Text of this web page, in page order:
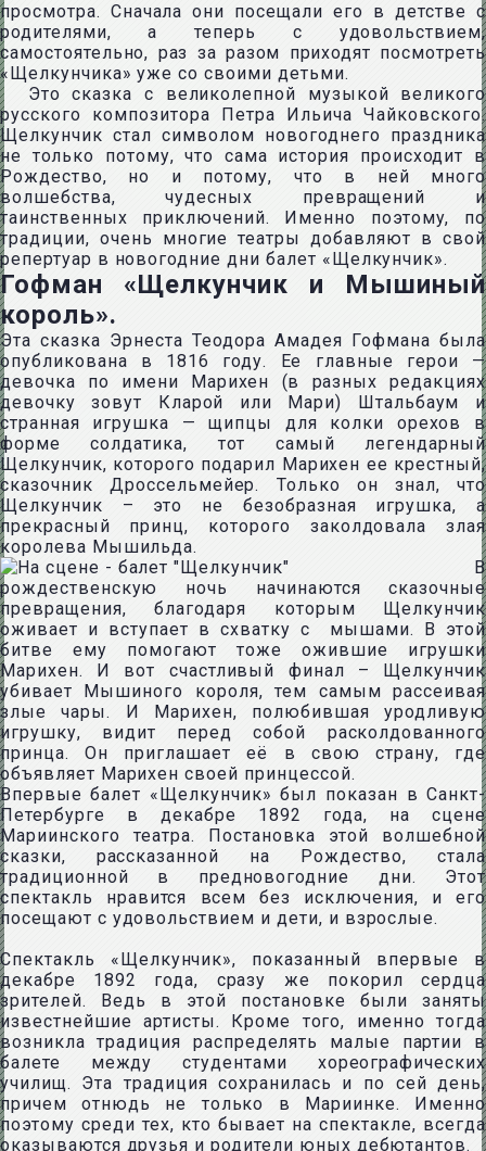
просмотра. Сначала они посещали его в детстве с
родителями, а теперь с удовольствием,
самостоятельно, раз за разом приходят посмотреть
«Щелкунчика» уже со своими детьми.
Это сказка с великолепной музыкой великого
русского композитора Петра Ильича Чайковского.
Щелкунчик стал символом новогоднего праздника
не только потому, что сама история происходит в
Рождество, но и потому, что в ней много
волшебства, чудесных превращений и
таинственных приключений. Именно поэтому, по
традиции, очень многие театры добавляют в свой
репертуар в новогодние дни балет «Щелкунчик».
Гофман «Щелкунчик и Мышиный
король».
Эта сказка Эрнеста Теодора Амадея Гофмана была
опубликована в 1816 году. Ее главные герои —
девочка по имени Марихен (в разных редакциях
девочку зовут Кларой или Мари) Штальбаум и
странная игрушка — щипцы для колки орехов в
форме солдатика, тот самый легендарный
Щелкунчик, которого подарил Марихен ее крестный,
сказочник Дроссельмейер. Только он знал, что
Щелкунчик – это не безобразная игрушка, а
прекрасный принц, которого заколдовала злая
королева Мышильда.
В
рождественскую ночь начинаются сказочные
превращения, благодаря которым Щелкунчик
оживает и вступает в схватку с мышами. В этой
битве ему помогают тоже ожившие игрушки
Марихен. И вот счастливый финал – Щелкунчик
убивает Мышиного короля, тем самым рассеивая
злые чары. И Марихен, полюбившая уродливую
игрушку, видит перед собой расколдованного
принца. Он приглашает её в свою страну, где
объявляет Марихен своей принцессой.
Впервые балет «Щелкунчик» был показан в Санкт-
Петербурге в декабре 1892 года, на сцене
Мариинского театра. Постановка этой волшебной
сказки, рассказанной на Рождество, стала
традиционной в предновогодние дни. Этот
спектакль нравится всем без исключения, и его
посещают с удовольствием и дети, и взрослые.
Спектакль «Щелкунчик», показанный впервые в
декабре 1892 года, сразу же покорил сердца
зрителей. Ведь в этой постановке были заняты
известнейшие артисты. Кроме того, именно тогда
возникла традиция распределять малые партии в
балете между студентами хореографических
училищ. Эта традиция сохранилась и по сей день,
причем отнюдь не только в Мариинке. Именно
поэтому среди тех, кто бывает на спектакле, всегда
оказываются друзья и родители юных дебютантов.